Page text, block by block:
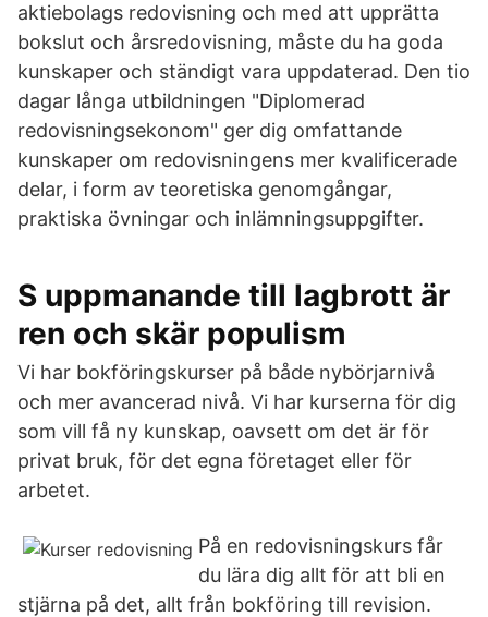
aktiebolags redovisning och med att upprätta
bokslut och årsredovisning, måste du ha goda
kunskaper och ständigt vara uppdaterad. Den tio
dagar långa utbildningen "Diplomerad
redovisningsekonom" ger dig omfattande
kunskaper om redovisningens mer kvalificerade
delar, i form av teoretiska genomgångar,
praktiska övningar och inlämningsuppgifter.
S uppmanande till lagbrott är
ren och skär populism
Vi har bokföringskurser på både nybörjarnivå
och mer avancerad nivå. Vi har kurserna för dig
som vill få ny kunskap, oavsett om det är för
privat bruk, för det egna företaget eller för
arbetet.
På en redovisningskurs får
du lära dig allt för att bli en
stjärna på det, allt från bokföring till revision.